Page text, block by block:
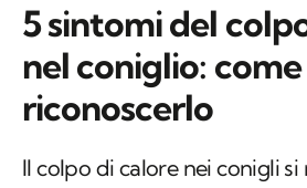
5 sintomi del
nel coniglio: come
riconoscerlo
Il colpo di calore nei conigli